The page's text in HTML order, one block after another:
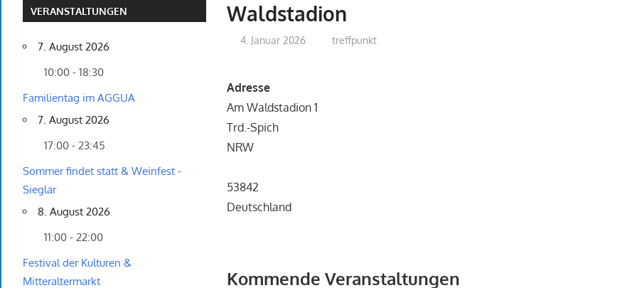
Waldstadion
4. Januar 2026 treffpunkt
Adresse
Am Waldstadion 1
Trd.-Spich
NRW
53842
Deutschland
Kommende Veranstaltungen
VERANSTALTUNGEN
7. August 2026
10:00 - 18:30
Familientag im AGGUA
7. August 2026
17:00 - 23:45
Sommer findet statt & Weinfest -
Sieglar
8. August 2026
11:00 - 22:00
Festival der Kulturen &
Mitteraltermarkt